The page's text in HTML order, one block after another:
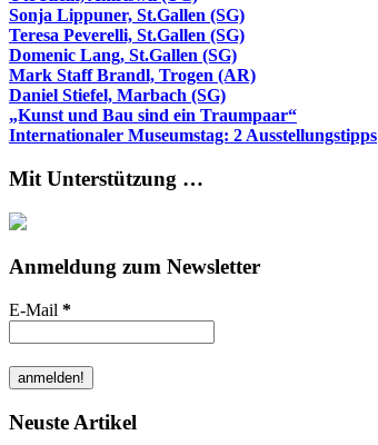
Sonja Lippuner, St.Gallen (SG)
Teresa Peverelli, St.Gallen (SG)
Domenic Lang, St.Gallen (SG)
Mark Staff Brandl, Trogen (AR)
Daniel Stiefel, Marbach (SG)
„Kunst und Bau sind ein Traumpaar“
Internationaler Museumstag: 2 Ausstellungstipps
Mit Unterstützung …
Anmeldung zum Newsletter
E-Mail *
Neuste Artikel